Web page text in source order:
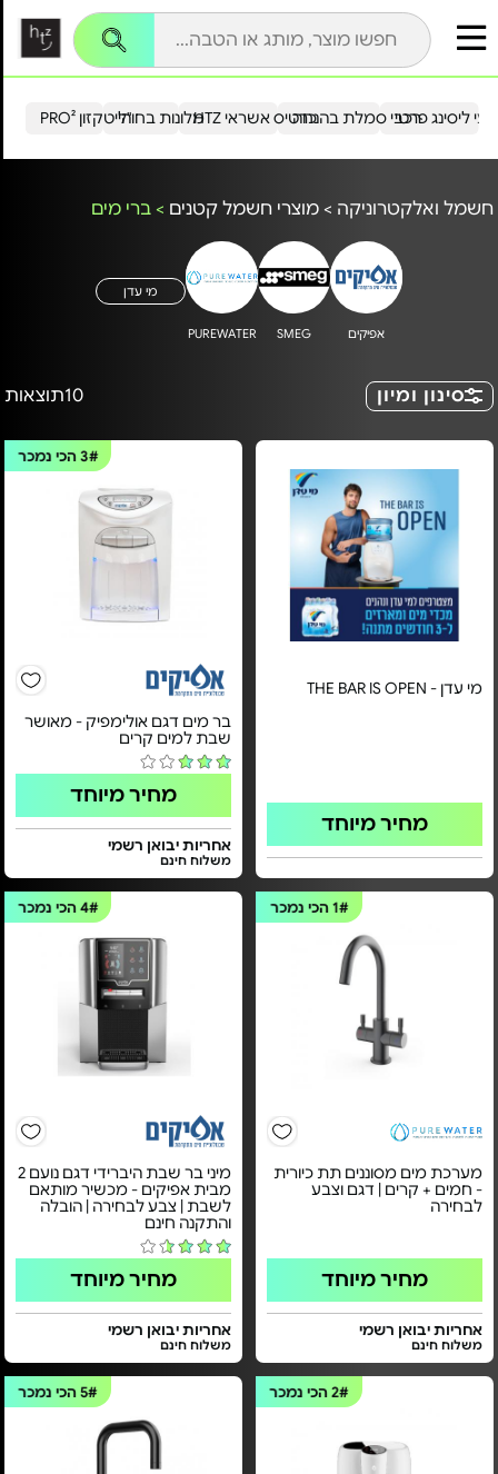
הייטקזון PRO²מלונות בחו"ל כרטיס אשראי HTZ ליסינג פרטירכבי סמלת בהנחה
חשמל ואלקטרוניקה > מוצרי חשמל קטנים > ברי מים
אפיקים SMEG
PUREWATER
מי עדן
סינון ומיון 10תוצאות
מי עדן - THE BAR IS OPEN
מחיר מיוחד
3#הכי נמכר
בר מים דגם אולימפיק - מאושר
שבת למים קרים
מחיר מיוחד
אחריות יבואן רשמי
משלוח חינם
1#הכי נמכר
מערכת מים מסוננים תת כיורית
- חמים + קרים | דגם וצבע
לבחירה
מחיר מיוחד
אחריות יבואן רשמי
משלוח חינם
4#הכי נמכר
מיני בר שבת היברידי דגם נועם 2
מבית אפיקים - מכשיר מותאם
לשבת | צבע לבחירה | הובלה
והתקנה חינם
מחיר מיוחד
אחריות יבואן רשמי
משלוח חינם
2#הכי נמכר 5#הכי נמכר